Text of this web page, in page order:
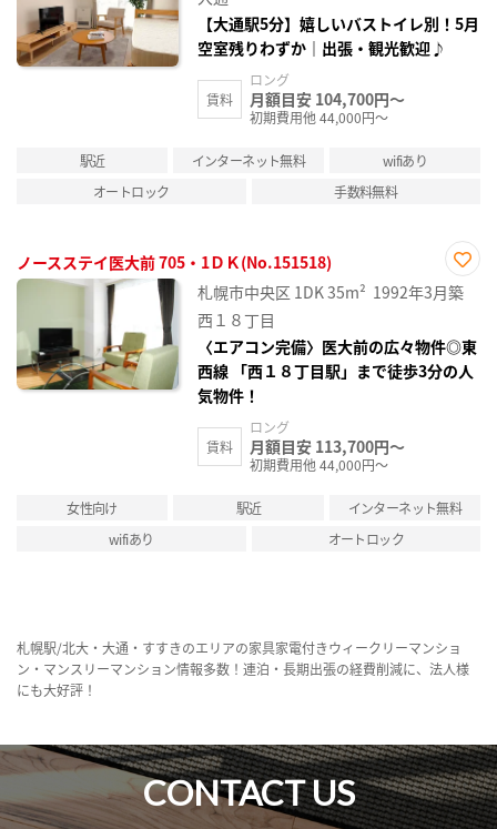
【大通駅5分】嬉しいバストイレ別！5月
空室残りわずか｜出張・観光歓迎♪
賃料
ロング
月額目安 104,700円～
初期費用他 44,000円～
駅近 インターネット無料
wifiあり
オートロック
手数料無料
ノースステイ医大前 705・1ＤＫ(No.151518)
お気
に入
札幌市中央区 1DK35m² 1992年3月築
西１８丁目
〈エアコン完備〉医大前の広々物件◎東
西線 「西１８丁目駅」まで徒歩3分の人
気物件！
賃料
ロング
月額目安 113,700円～
初期費用他 44,000円～
女性向け 駅近
インターネット無料
wifiあり
オートロック
札幌駅/北大・大通・すすきのエリアの家具家電付きウィークリーマンショ
ン・マンスリーマンション情報多数！連泊・長期出張の経費削減に、法人様
にも大好評！
CONTACT US